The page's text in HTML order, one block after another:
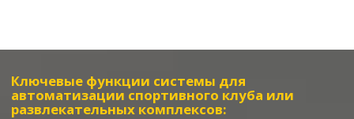
Ключевые функции системы для
автоматизации спортивного клуба или
развлекательных комплексов: